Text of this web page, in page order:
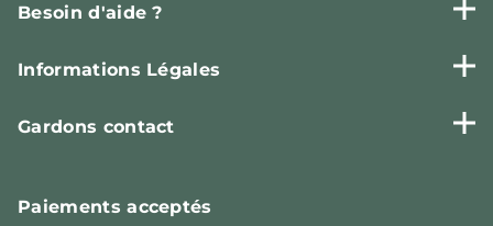
Besoin d'aide ?
Informations Légales
Gardons contact
Paiementsacceptés